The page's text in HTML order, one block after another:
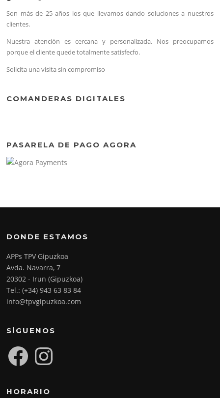
Son más de 25 años los que llevamos dando soluciones a nuestros
clientes.
Nuestra atención es cercana y personalizada. Nos preocupamos
porque el cliente quede totalmente satisfecfo.
Solicita una visita sin compromiso
COMANDERAS DIGITALES
PASARELA DE PAGO AGORA
DONDE ESTAMOS
APPs TPV Gipuzkoa
Avda. Navarra, 7
20302 - Irun (Gipuzkoa)
Tel.: (+34) 943 63 83 84
info@tpvgipuzkoa.com
SÍGUENOS
FacebookInstagram
HORARIO